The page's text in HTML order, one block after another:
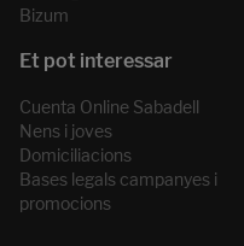
Bizum
Cuenta Online Sabadell
Nens i joves
Domiciliacions
Bases legals campanyes i
promocions